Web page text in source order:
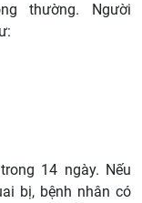
thường. Người
14 ngày. Nếu
bị, bệnh nhân có